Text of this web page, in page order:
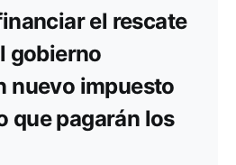
el rescate
gobierno
nuevo impuesto
que pagarán los